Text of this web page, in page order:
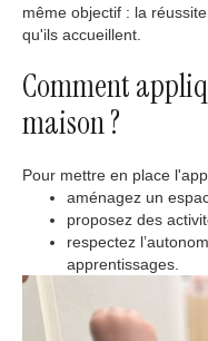
même objectif : la
qu'ils accueillent.
Comment
maison ?
Pour mettre en place
aménagez un
proposez des
respectez
apprentissages.